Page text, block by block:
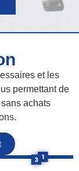
et les
permettant de
achats